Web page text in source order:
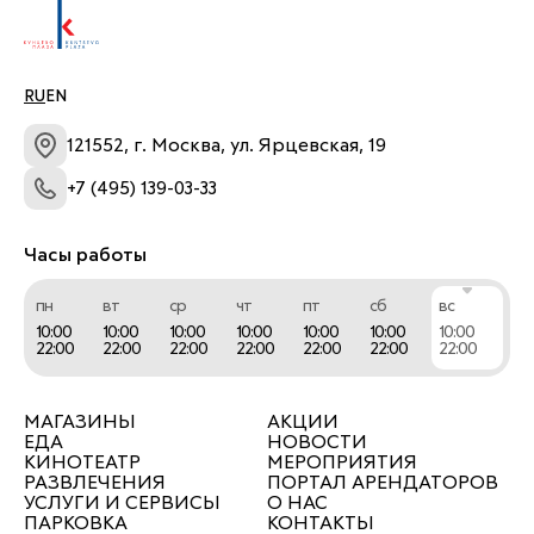
франчайзинговую сеть, которая является самой
парикмахерских в России.
RU EN
121552, г. Москва, ул. Ярцевская, 19
+7 (495) 139-03-33
Часы работы
пн
10:00
22:00
вт
10:00
22:00
ср
10:00
22:00
чт
10:00
22:00
пт
10:00
22:00
сб
10:00
22:00
вс
10:00
22:00
МАГАЗИНЫ
ЕДА
КИНОТЕАТР
РАЗВЛЕЧЕНИЯ
УСЛУГИ И СЕРВИСЫ
ПАРКОВКА
АКЦИИ
НОВОСТИ
МЕРОПРИЯТИЯ
ПОРТАЛ АРЕНДАТОРОВ
О НАС
КОНТАКТЫ